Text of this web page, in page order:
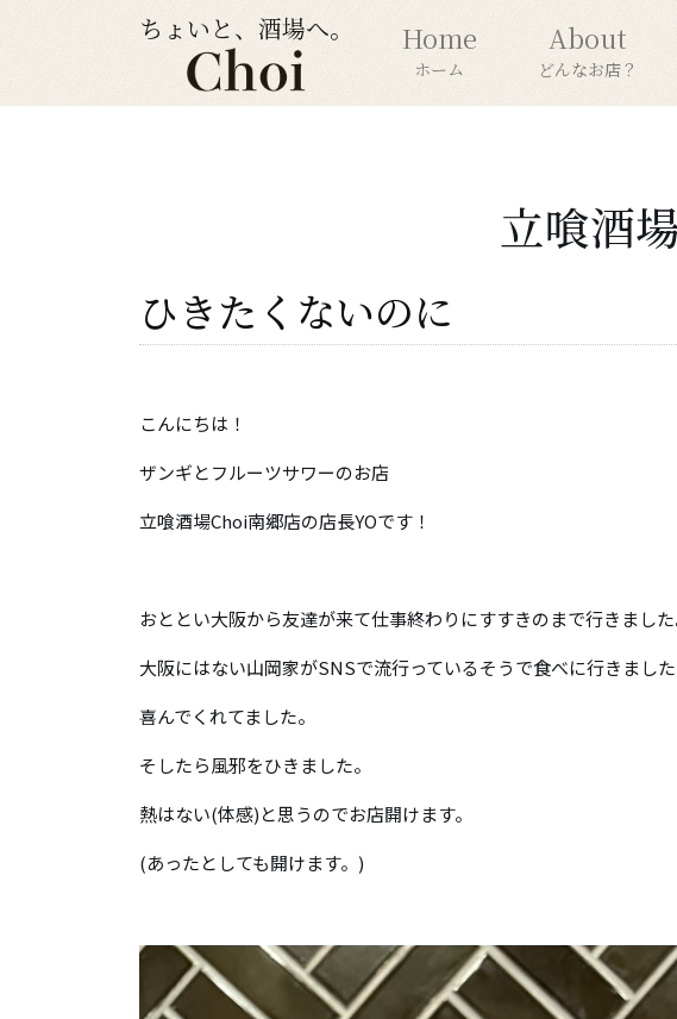
ちょいと、酒場へ。 Home
ホーム
About
どんなお店？
立喰酒
ひきたくないのに
こんにちは！
ザンギとフルーツサワーのお店
立喰酒場Choi南郷店の店長YOです！
おととい大阪から友達が来て仕事終わりにすすきのまで行きました
大阪にはない山岡家がSNSで流行っているそうで食べに行きました
喜んでくれてました。
そしたら風邪をひきました。
熱はない(体感)と思うのでお店開けます。
(あったとしても開けます。)